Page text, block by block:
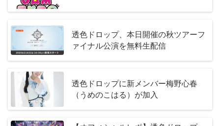
透色ドロップ、本日開催の秋ツアーフ
ァイナル公演を無料生配信
透色ドロップに新メンバー梅野心春
（うめのこはる）が加入